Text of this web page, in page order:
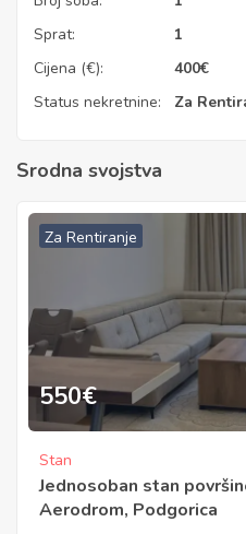
Sprat:
1
Cijena (€):
400€
Status nekretnine:
Za
Srodna svojstva
Za Rentiranje
550€
Stan
Jednosoban stan
Aerodrom, Podgorica